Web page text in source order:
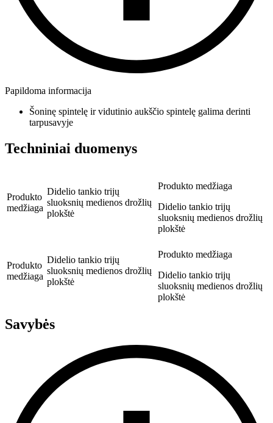
Papildoma informacija
Šoninę spintelę ir vidutinio aukščio spintelę galima derinti
tarpusavyje
Techniniai duomenys
Produkto
medžiaga
Didelio tankio trijų
sluoksnių medienos drožlių
plokštė
Produkto medžiaga
Didelio tankio trijų
sluoksnių medienos drožlių
plokštė
Produkto
medžiaga
Didelio tankio trijų
sluoksnių medienos drožlių
plokštė
Produkto medžiaga
Didelio tankio trijų
sluoksnių medienos drožlių
plokštė
Savybės